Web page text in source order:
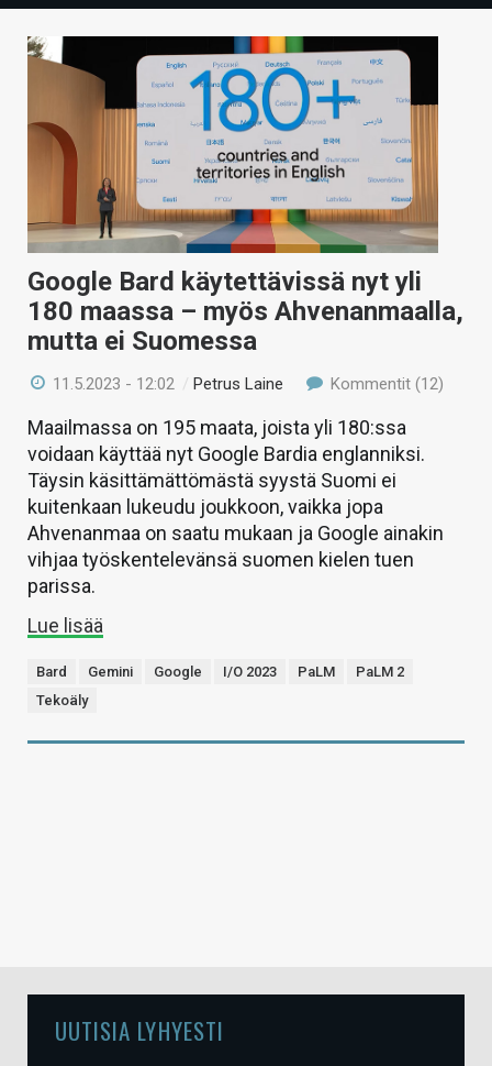
TECHBBS
TIETOA
KAUPPA
VAIHDA TEEMA
HAKU
Google Bard käytettävissä nyt yli
180 maassa – myös Ahvenanmaalla,
mutta ei Suomessa
11.5.2023 - 12:02 /Petrus Laine Kommentit (12)
Maailmassa on 195 maata, joista yli 180:ssa
voidaan käyttää nyt Google Bardia englanniksi.
Täysin käsittämättömästä syystä Suomi ei
kuitenkaan lukeudu joukkoon, vaikka jopa
Ahvenanmaa on saatu mukaan ja Google ainakin
vihjaa työskentelevänsä suomen kielen tuen
parissa.
Lue lisää
Bard Gemini Google I/O 2023 PaLM
PaLM 2
Tekoäly
UUTISIA LYHYESTI